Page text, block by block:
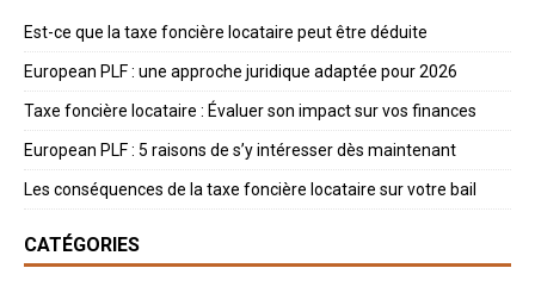
Est-ce que la taxe foncière locataire peut être déduite
European PLF : une approche juridique adaptée pour 2026
Taxe foncière locataire : Évaluer son impact sur vos finances
European PLF : 5 raisons de s’y intéresser dès maintenant
Les conséquences de la taxe foncière locataire sur votre bail
CATÉGORIES